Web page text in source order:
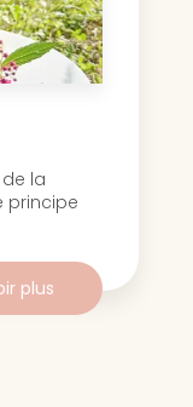
la
principe
plus